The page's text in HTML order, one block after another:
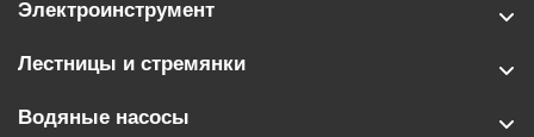
Электроинструмент
Лестницы и стремянки
Водяные насосы